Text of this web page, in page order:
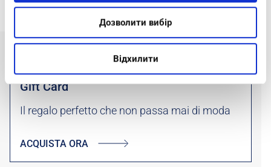
Дозволити вибір
Відхилити
Gift Card
Il regalo perfetto che non passa mai di moda
ACQUISTA ORA